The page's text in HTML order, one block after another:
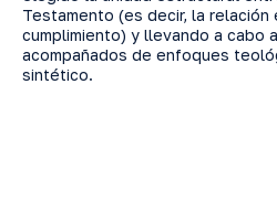
Testamento (es decir, la relación
cumplimiento) y llevando a cabo
acompañados de enfoques
sintético.